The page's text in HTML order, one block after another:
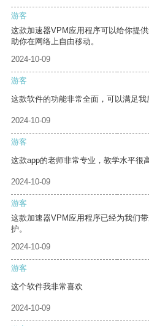
游客
这款加速器VPM应用程序可以给你提
助你在网络上自由移动。
2024-10-09
游客
这款软件的功能非常全面，可以满足我
2024-10-09
游客
这款app的老师非常专业，教学水平很
2024-10-09
游客
这款加速器VPM应用程序已经为我们
护。
2024-10-09
游客
这个软件我非常喜欢
2024-10-09